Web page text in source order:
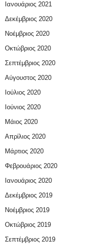
Ιανουάριος 2021
Δεκέμβριος 2020
Νοέμβριος 2020
Οκτώβριος 2020
Σεπτέμβριος 2020
Αύγουστος 2020
Ιούλιος 2020
Ιούνιος 2020
Μάιος 2020
Απρίλιος 2020
Μάρτιος 2020
Φεβρουάριος 2020
Ιανουάριος 2020
Δεκέμβριος 2019
Νοέμβριος 2019
Οκτώβριος 2019
Σεπτέμβριος 2019